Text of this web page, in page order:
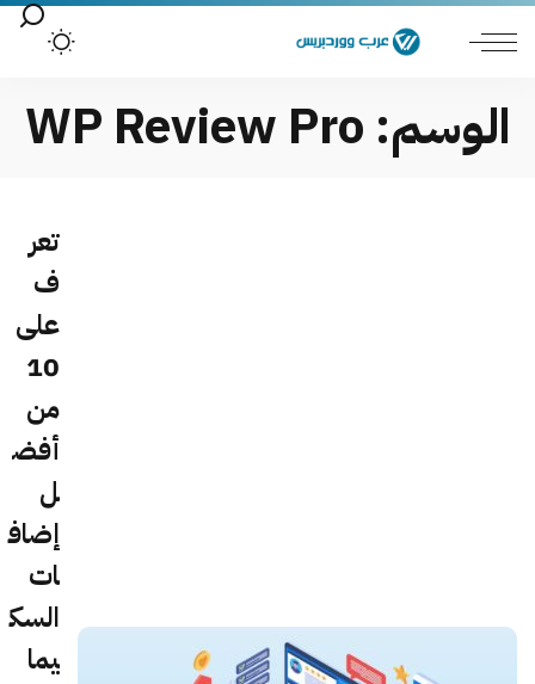
الوسم: WP Review Pro
تعر
ف
على
10
من
أفض
ل
إضاف
ات
السك
يما